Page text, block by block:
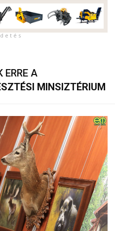
e t é s
ERRE A
MINSIZTÉRIUM